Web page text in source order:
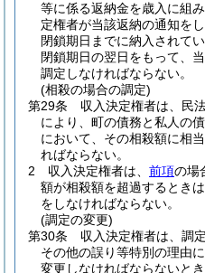
等に係る返納金を歳入に組
定権者が当該返納の通知を
閉鎖期日までに納入されて
閉鎖期日の翌日をもって、
調定しなければならない。
(相殺の場合の調定)
第29条
収入決定権者は、民
により、町の債務と私人の
において、その相殺額に相
ればならない。
2
収入決定権者は、 前項の場
額が相殺額を超過するとき
をしなければならない。
(調定の変更)
第30条
収入決定権者は、調
その他の誤り等特別の理由
変更しなければならないと